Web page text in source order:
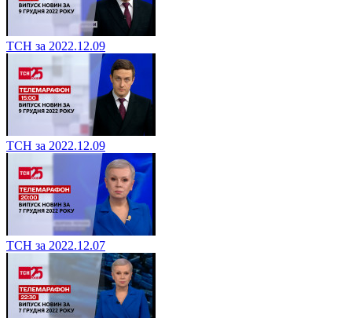
ТСН за 2022.12.09
ТСН за 2022.12.09
ТСН за 2022.12.07